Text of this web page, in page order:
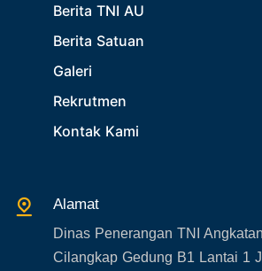
27. Politik
28. Bukan Berita TNI AU
29. Akademik
30. Organisasi TNI
31. SPAM
34. Agenda Kabupaten/Kota
35. Gangguan bandara
Berita TNI AU
Berita Satuan
Galeri
Rekrutmen
Kontak Kami
Alamat
Dinas Penerangan TNI
Cilangkap Gedung B1 Lantai 1